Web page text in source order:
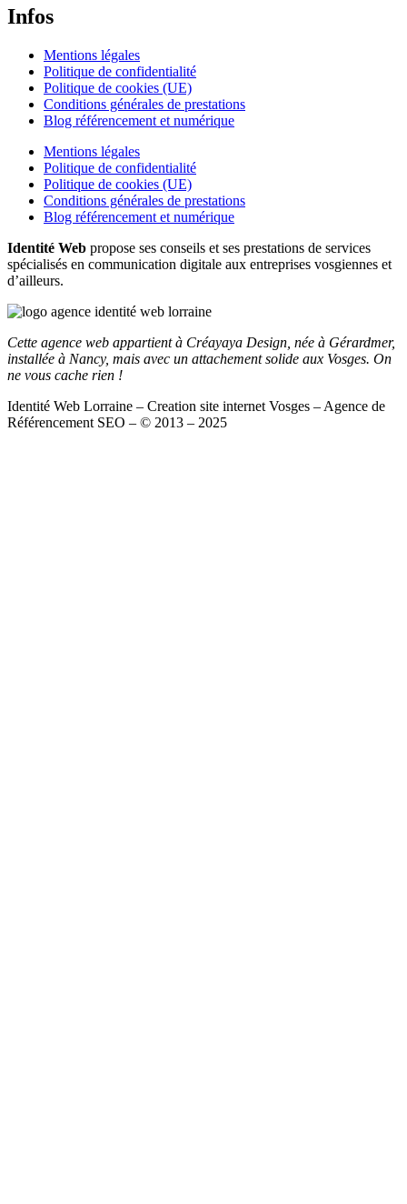
Infos
Mentions légales
Politique de confidentialité
Politique de cookies (UE)
Conditions générales de prestations
Blog référencement et numérique
Mentions légales
Politique de confidentialité
Politique de cookies (UE)
Conditions générales de prestations
Blog référencement et numérique
Identité Web propose ses conseils et ses prestations de services
spécialisés en communication digitale aux entreprises vosgiennes et
d’ailleurs.
Cette agence web appartient à Créayaya Design, née à Gérardmer,
installée à Nancy, mais avec un attachement solide aux Vosges. On
ne vous cache rien !
Identité Web Lorraine – Creation site internet Vosges – Agence de
Référencement SEO – © 2013 – 2025